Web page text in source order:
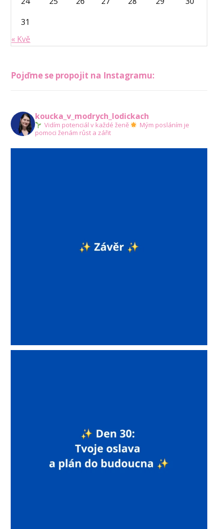
31
« Kvě
Pojďme se propojit na Instagramu:
koucka_v_modrych_lodickach
Vidím potenciál v každé ženě
Mým posláním je
pomoci ženám růst a zářit